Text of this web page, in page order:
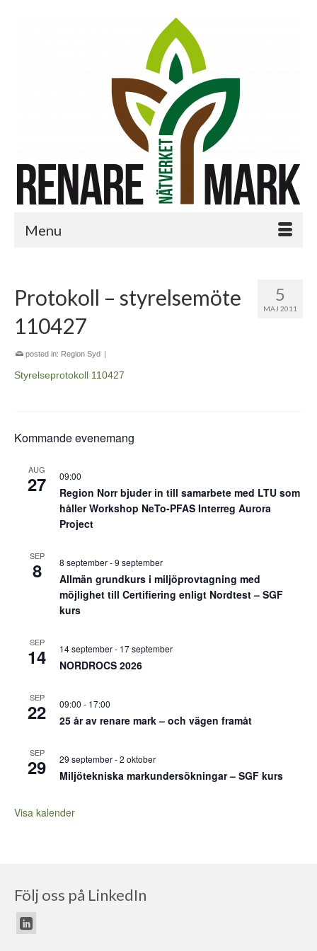
Menu
5
MAJ 2011
Protokoll – styrelsemöte
110427
posted in: Region Syd |
Styrelseprotokoll 110427
Kommande evenemang
AUG
27 09:00
Region Norr bjuder in till samarbete med LTU som
håller Workshop NeTo-PFAS Interreg Aurora
Project
SEP
8 8 september-9 september
Allmän grundkurs i miljöprovtagning med
möjlighet till Certifiering enligt Nordtest – SGF
kurs
SEP
14 14 september- 17 september
NORDROCS 2026
SEP
22 09:00 - 17:00
25 år av renare mark – och vägen framåt
SEP
29 29 september-2 oktober
Miljötekniska markundersökningar – SGF kurs
Visa kalender
Följ oss på LinkedIn